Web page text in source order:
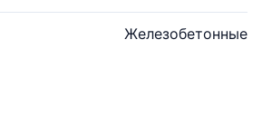
Железобетонные